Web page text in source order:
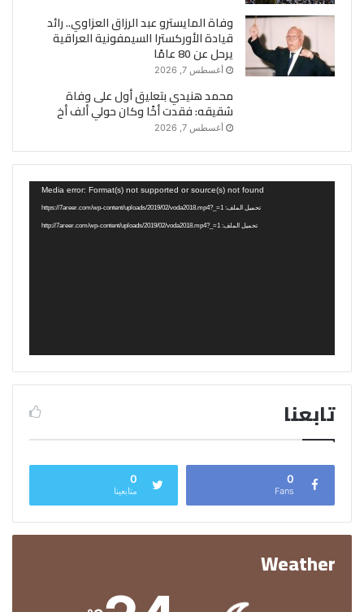
وفاة المايسترو عبد الرزاق العزاوي.. رائد
قيادة الأوركسترا السيمفونية العراقية
يرحل عن 80 عامًا
أغسطس 7, 2026
محمد هنيدي بتعليق أول على وفاة
شقيقه: فقدت أخًا وكان حولي ألف أخ
أغسطس 7, 2026
Media error: Format(s) not supported or source(s) not found
تحميل الملف: https://7areer.com/wp-content/uploads/2019/02/voda2018.mp4?_=1
تحميل الملف: http://7areer.com/wp-content/uploads/2019/02/voda2018.mp4?_=1
تابعنا
0
Fans
0
متابعينا
Weather